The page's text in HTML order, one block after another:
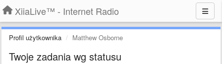
XiiaLive™ - Internet Radio
Profil użytkownika Matthew Osborne
Twoje zadania wg statusu